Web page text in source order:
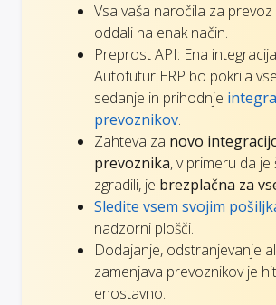
Vsa vaša naročila za prevoz
oddali na enak način.
Preprost API: Ena
Autofutur ERP bo pokrila
sedanje in prihodnje
prevoznikov.
Zahteva za novo
prevoznika, v primeru da je
zgradili, je brezplačna za
Sledite vsem svojim
nadzorni plošči.
Dodajanje, odstranjevanje
zamenjava prevoznikov je
enostavno.